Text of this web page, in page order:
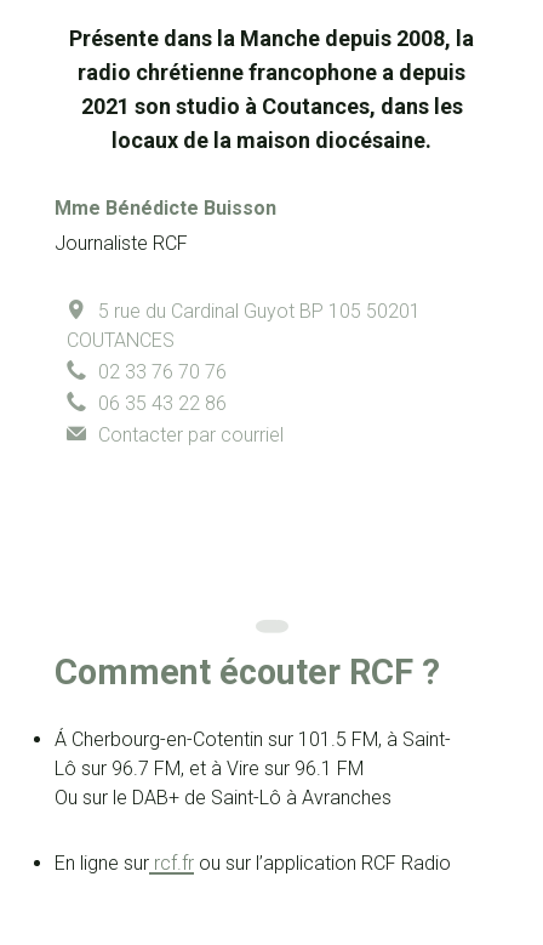
Présente dans la Manche depuis 2008, la
radio chrétienne francophone a depuis
2021 son studio à Coutances, dans les
locaux de la maison diocésaine.
Mme Bénédicte Buisson
Journaliste RCF
5 rue du Cardinal Guyot BP 105 50201
COUTANCES
02 33 76 70 76
06 35 43 22 86
Contacter par courriel
Comment écouter RCF ?
Á Cherbourg-en-Cotentin sur 101.5 FM, à Saint-
Lô sur 96.7 FM, et à Vire sur 96.1 FM
Ou sur le DAB+ de Saint-Lô à Avranches
En ligne surrcf.frou sur l’application RCF Radio